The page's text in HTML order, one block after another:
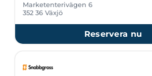
Marketenterivägen 6
352 36 Växjö
Reservera nu